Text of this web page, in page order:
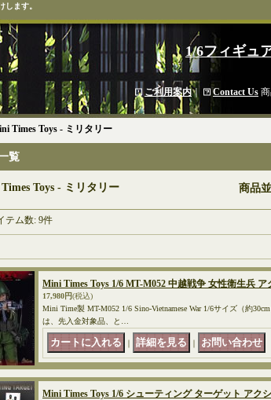
します。
1/6フィギュ
ご利用案内｜ Contact Us
Times Toys - ミリタリー
覧
Toys - ミリタリー 商品
テム数: 9件
Mini Times Toys 1/6 MT-M052 中越戦争 女性衛生兵
17,980円(税込)
Mini Time製 MT-M052 1/6 Sino-Vietnamese War 1/6サイズ（約
は、先入金対象品、と…
｜ ｜
Mini Times Toys 1/6 シューティング ターゲット アク